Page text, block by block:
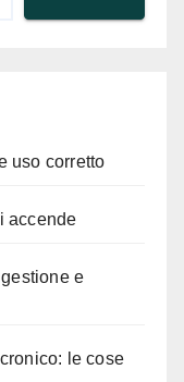
uso corretto
accende
e
le cose